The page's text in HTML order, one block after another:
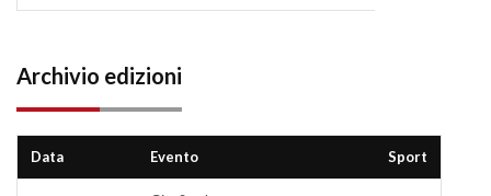
Archivio edizioni
Data Evento Sport